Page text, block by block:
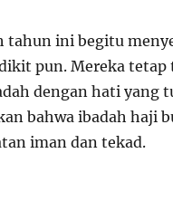
tahun ini begitu
pun. Mereka tetap
dengan hati yang
bahwa ibadah haji
iman dan tekad.